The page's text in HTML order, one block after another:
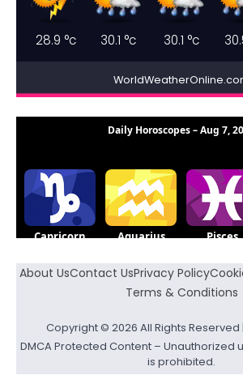
28.9 °c 30.1 °c 30.1 °c
About UsContact UsPrivacy Policy
Terms & Conditions
Copyright © 2026 All Rights Reserved |
DMCA Protected Content – Unauthorized
is prohibited.